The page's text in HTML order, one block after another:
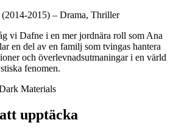
(2014-2015) – Drama, Thriller
vi Dafne i en mer jordnära roll som Ana
en del av en familj som tvingas hantera
och överlevnadsutmaningar i en värld
fenomen.
upptäcka